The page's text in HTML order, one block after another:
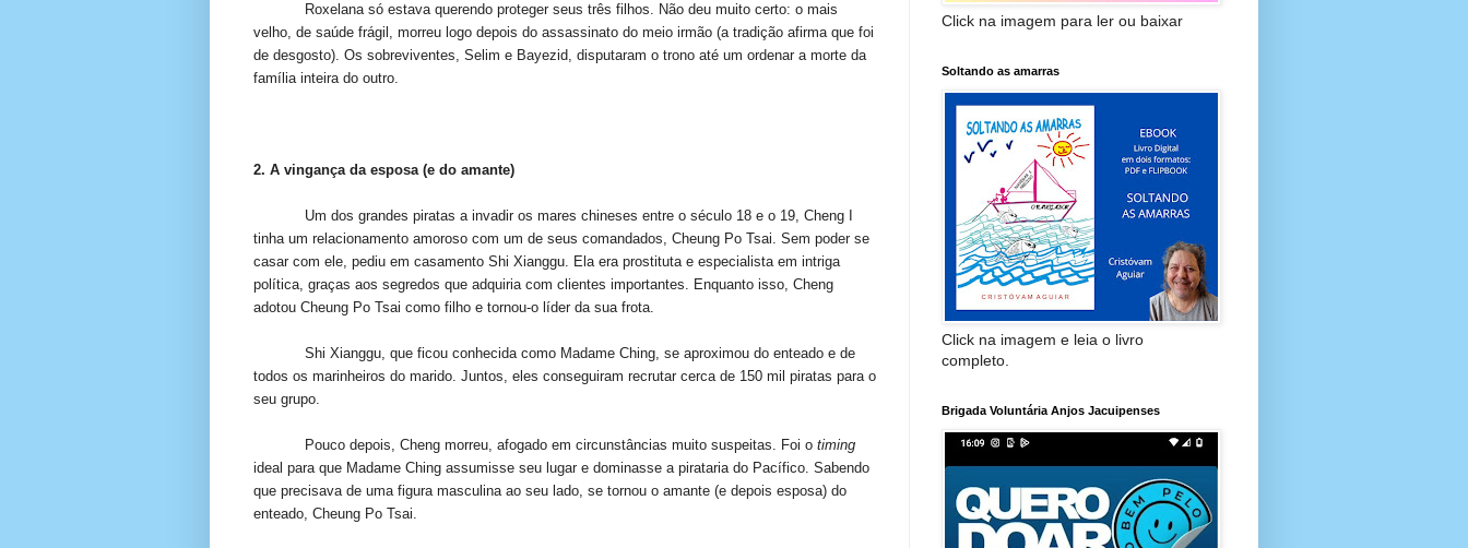
Roxelana só estava querendo proteger seus três filhos. Não deu muito certo: o mais
velho, de saúde frágil, morreu logo depois do assassinato do meio irmão (a tradição afirma que foi
de desgosto). Os sobreviventes, Selim e Bayezid, disputaram o trono até um ordenar a morte da
família inteira do outro.
2. A vingança da esposa (e do amante)
Um dos grandes piratas a invadir os mares chineses entre o século 18 e o 19, Cheng I
tinha um relacionamento amoroso com um de seus comandados, Cheung Po Tsai. Sem poder se
casar com ele, pediu em casamento Shi Xianggu. Ela era prostituta e especialista em intriga
política, graças aos segredos que adquiria com clientes importantes. Enquanto isso, Cheng
adotou Cheung Po Tsai como filho e tornou-o líder da sua frota.
Shi Xianggu, que ficou conhecida como Madame Ching, se aproximou do enteado e de
todos os marinheiros do marido. Juntos, eles conseguiram recrutar cerca de 150 mil piratas para o
seu grupo.
Pouco depois, Cheng morreu, afogado em circunstâncias muito suspeitas. Foi otiming
ideal para que Madame Ching assumisse seu lugar e dominasse a pirataria do Pacífico. Sabendo
que precisava de uma figura masculina ao seu lado, se tornou o amante (e depois esposa) do
enteado, Cheung Po Tsai.
Click na imagem para ler ou baixar
Soltando as amarras
Click na imagem e leia o livro
completo.
Brigada Voluntária Anjos Jacuipenses